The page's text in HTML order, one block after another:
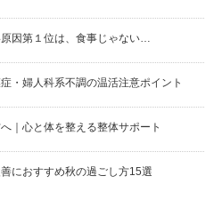
因第１位は、食事じゃない…
・婦人科系不調の温活注意ポイント
｜心と体を整える整体サポート
におすすめ秋の過ごし方15選